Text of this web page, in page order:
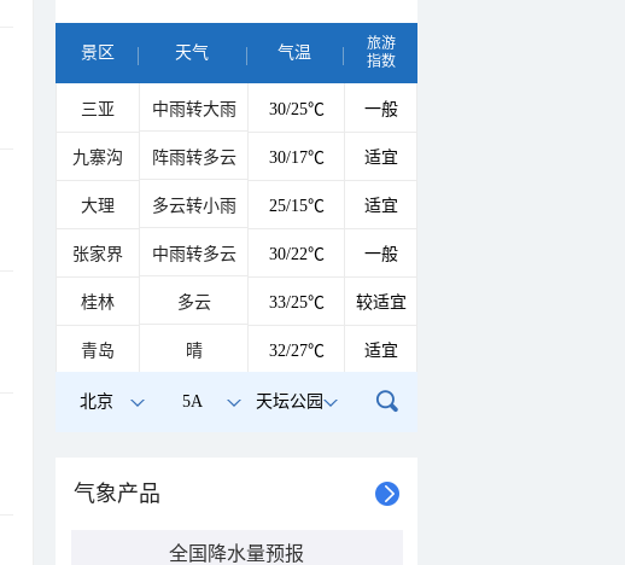
景区 天气 气温
旅游
指数
三亚 中雨转大雨 30/25℃ 一般
九寨沟 阵雨转多云 30/17℃ 适宜
大理 多云转小雨 25/15℃ 适宜
张家界 中雨转多云 30/22℃ 一般
桂林 多云 33/25℃ 较适宜
青岛 晴 32/27℃ 适宜
北京 5A 天坛公园
气象产品
全国降水量预报